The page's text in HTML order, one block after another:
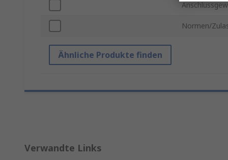
Normen/
Ähnliche Produkte finden
Verwandte Links